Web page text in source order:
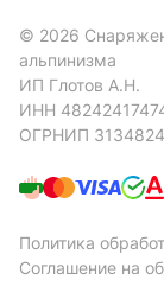
© 2026
альпинизма
ИП Глотов А.Н.
ИНН
ОГРНИП
Политика
Соглашение на